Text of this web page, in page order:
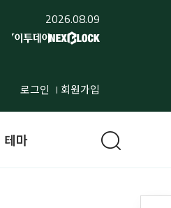
2026.08.09
로그인 회원가입
테마